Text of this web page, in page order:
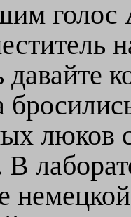
давайте
люков
В